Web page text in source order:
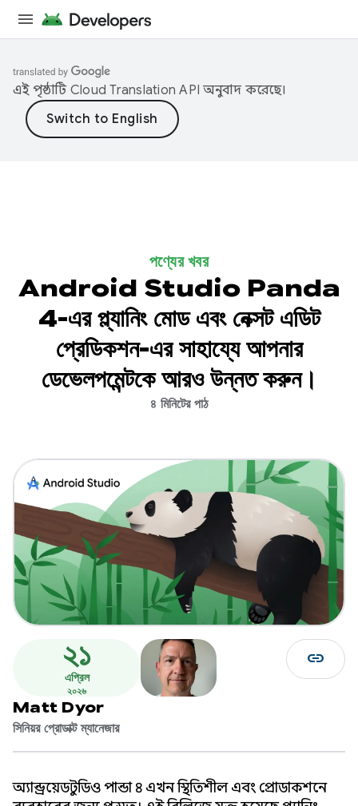
এই পৃষ্ঠাটি Cloud Translation API অনুবাদ করেছে।
পণ্যের খবর
Android Studio Panda
4-এর প্ল্যানিং মোড এবং নেক্সট এডিট
প্রেডিকশন-এর সাহায্যে আপনার
ডেভেলপমেন্টকে আরও উন্নত করুন।
৪ মিনিটের পাঠ
২১
এপ্রিল
২০২৬
Matt Dyor
সিনিয়র প্রোডাক্ট ম্যানেজার
link
অ্যান্ড্রয়েড স্টুডিও পান্ডা ৪ এখন স্থিতিশীল এবং প্রোডাকশনে